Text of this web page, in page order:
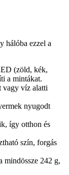
hálóba ezzel a
(zöld, kék,
a mintákat.
vagy víz alatti
nyugodt
így otthon és
szín, forgás
mindössze 242 g,